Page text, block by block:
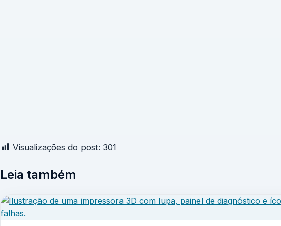
Visualizações do post: 301
Leia também